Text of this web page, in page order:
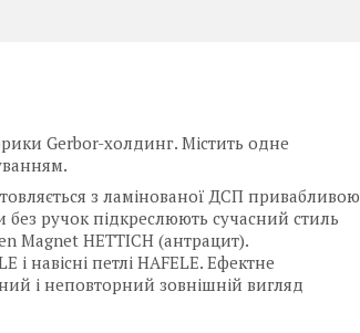
Gerbor-холдинг. Містить одне
з ламінованої ДСП привабливою
без ручок підкреслюють сучасний стиль
Magnet HETTICH (антрацит).
навісні петлі HAFELE. Ефектне
і неповторний зовнішній вигляд